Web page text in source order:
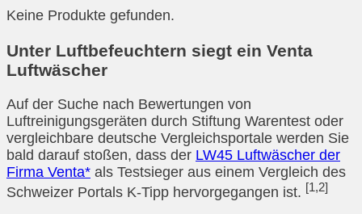
Keine Produkte gefunden.
Unter Luftbefeuchtern siegt ein Venta
Luftwäscher
Auf der Suche nach Bewertungen von
Luftreinigungsgeräten durch Stiftung Warentest oder
vergleichbare deutsche Vergleichsportale werden Sie
bald darauf stoßen, dass der LW45 Luftwäscher der
Firma Venta* als Testsieger aus einem Vergleich des
Schweizer Portals K-Tipp hervorgegangen ist. [1,2]